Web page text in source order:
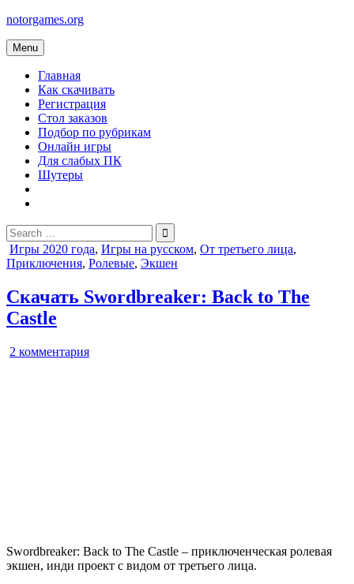
Skip
content
notorgames.org
Menu
Главная
Как скачивать
Регистрация
Стол заказов
Подбор по рубрикам
Онлайн игры
Для слабых ПК
Шутеры
Search
for:
Posted
in
Игры 2020 года, Игры на русском, От третьего лица,
Приключения, Ролевые, Экшен
Скачать Swordbreaker: Back to The
Castle
2 комментарияк
Swordbreaker: Back to The Castle – приключенческая ролевая
экшен, инди проект с видом от третьего лица.